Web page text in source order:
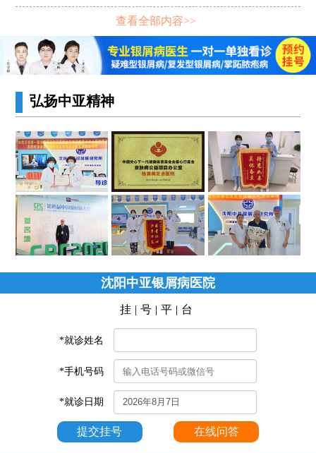
查看全部内容>>
弘扬中亚精神
沈阳中亚银屑病医院
挂|号|平|台
*就诊姓名
*手机号码
*就诊日期